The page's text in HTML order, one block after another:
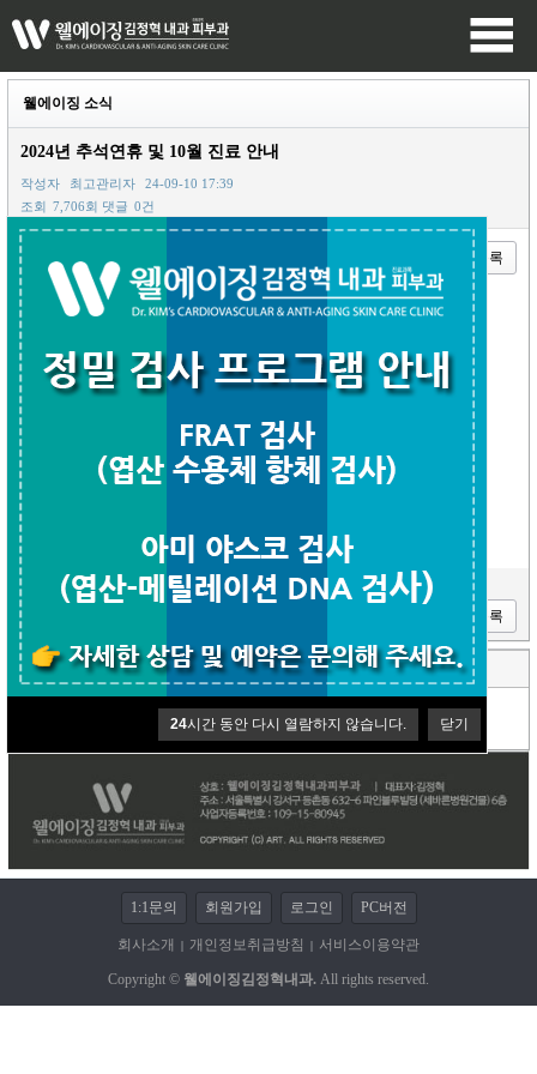
24시간 동안 다시 열람하지 않습니다. 닫기
웰에이징 소식
2024년 추석연휴 및 10월 진료 안내
작성자 최고관리자
24-09-10 17:39
조회 7,706회 댓글 0건
이전글 다음글 목록
본문
9월 14일(토): 정상 진료 (오후 1시 까지)
추석 연휴 9월 16일(월) ~18일(수): 휴진.
10월 1일: 국군의날, 임시공휴일 - 정상 진료.
10월 3일: 개천절, 법정 공휴일 - 휴진.
10월 9일: 한글날, 법정 공휴일 - 휴진.
목록
댓글 (0) 코멘트쓰기
등록된 댓글이 없습니다.
1:1문의 회원가입 로그인 PC버전
회사소개 | 개인정보취급방침 | 서비스이용약관
Copyright © 웰에이징김정혁내과. All rights reserved.